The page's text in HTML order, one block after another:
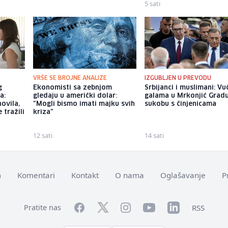
5 sati
tražili
VRŠE SE BROJNE ANALIZE
Ekonomisti sa zebnjom
gledaju u američki dolar:
"Mogli bismo imati majku svih
kriza"
12 sati
IZGUBLJEN U PREVODU
Srbijanci i muslimani:
galama u Mrkonjić
sukobu s činjenicama
14 sati
Komentari Kontakt O nama Oglašavanje
Pratite nas FacebookTwitterInstagramYouTubeLinkedInRSS